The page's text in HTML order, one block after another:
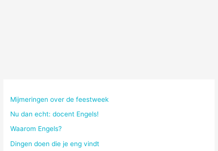
Mijmeringen over de feestweek
Nu dan echt: docent Engels!
Waarom Engels?
Dingen doen die je eng vindt